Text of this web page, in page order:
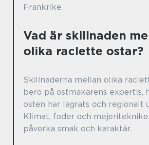
Frankrike.
Vad är skillnaden
olika raclette ostar?
Skillnaderna mellan olika
bero på ostmakarens expertis,
osten har lagrats och regionalt
Klimat, foder och
påverka smak och karaktär.